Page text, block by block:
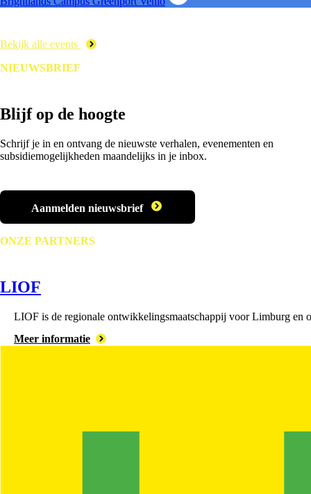
Bekijk alle events
NIEUWSBRIEF
Blijf op de hoogte
Schrijf je in en ontvang de nieuwste verhalen, evenementen en
subsidiemogelijkheden maandelijks in je inbox.
Aanmelden nieuwsbrief
ONZE PARTNERS
LIOF
LIOF is de regionale ontwikkelingsmaatschappij voor Limburg en
Meer informatie